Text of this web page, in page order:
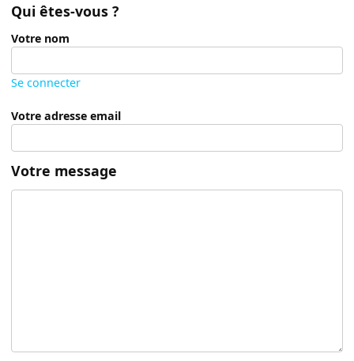
Qui êtes-vous ?
Votre nom
Se connecter
Votre adresse email
Votre message